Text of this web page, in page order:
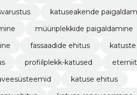
katuseakende
müüriplekkide paigaldamine
fassaadide ehitus
profiilplekk-katused
katuse ehitus